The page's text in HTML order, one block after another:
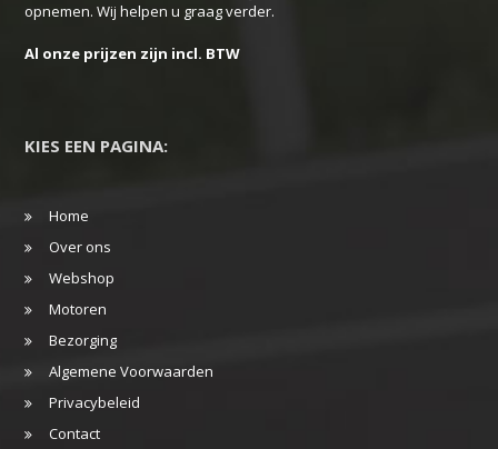
opnemen. Wij helpen u graag verder.
Al onze prijzen zijn incl. BTW
KIES EEN PAGINA:
Home
Over ons
Webshop
Motoren
Bezorging
Algemene Voorwaarden
Privacybeleid
Contact